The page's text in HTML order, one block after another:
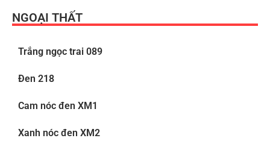
NGOẠI THẤT
Trắng ngọc trai 089
Đen 218
Cam nóc đen XM1
Xanh nóc đen XM2